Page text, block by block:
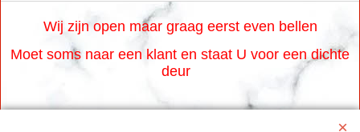
Wij zijn open maar graag eerst even bellen
Moet soms naar een klant en staat U voor een dichte
deur